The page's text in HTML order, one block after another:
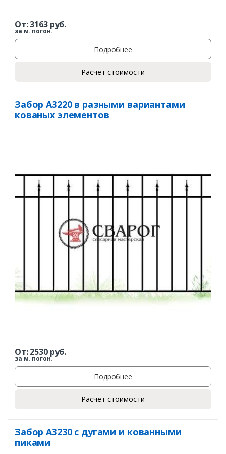
От:3163руб.
за м. погон.
Подробнее
Расчет стоимости
Забор А3220 в разными вариантами
кованых элементов
От:2530руб.
за м. погон.
Подробнее
Расчет стоимости
Забор А3230 с дугами и кованными
пиками